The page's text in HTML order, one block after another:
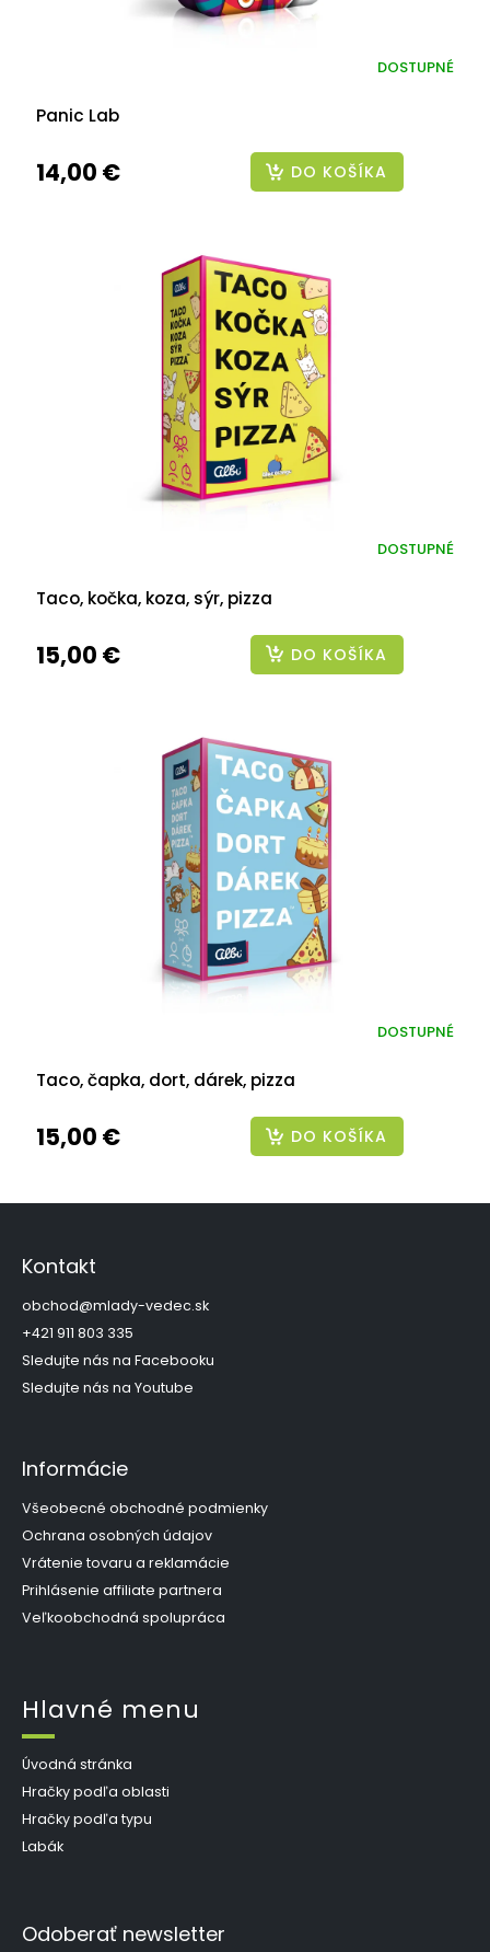
Panic Lab
DOSTUPNÉ
14,00 € DO KOŠÍKA
Taco, kočka, koza, sýr, pizza
DOSTUPNÉ
15,00 € DO KOŠÍKA
Taco, čapka, dort, dárek, pizza
DOSTUPNÉ
15,00 € DO KOŠÍKA
Kontakt
obchod@mlady-vedec.sk
+421 911 803 335
Sledujte nás na Facebooku
Sledujte nás na Youtube
Informácie
Všeobecné obchodné podmienky
Ochrana osobných údajov
Vrátenie tovaru a reklamácie
Prihlásenie affiliate partnera
Veľkoobchodná spolupráca
Hlavné menu
Úvodná stránka
Hračky podľa oblasti
Hračky podľa typu
Labák
Odoberať newsletter